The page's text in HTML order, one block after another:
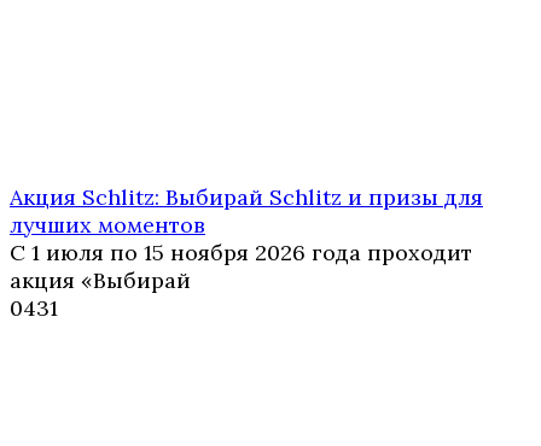
Акция Schlitz: Выбирай Schlitz и призы для
лучших моментов
С 1 июля по 15 ноября 2026 года проходит
акция «Выбирай
0431